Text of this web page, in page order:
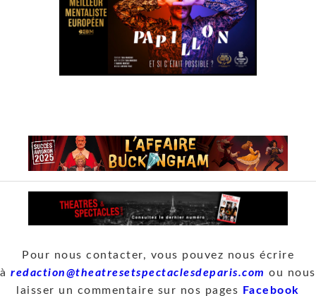
Pour nous contacter, vous pouvez nous écrire
àredaction@theatresetspectaclesdeparis.com ou nous
laisser un commentaire sur nos pages
Facebook